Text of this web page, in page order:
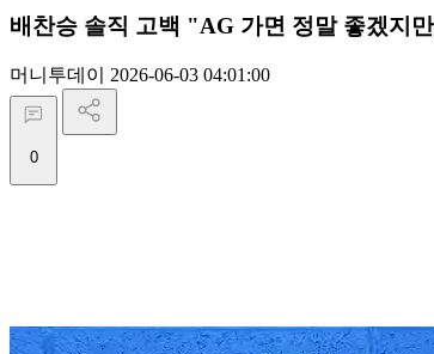
배찬승 솔직 고백 "AG 가면 정말 좋겠지
머니투데이 2026-06-03 04:01:00
0